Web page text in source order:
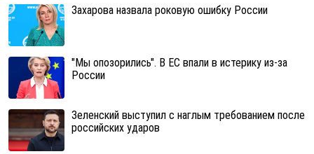
Захарова назвала роковую ошибку России
"Мы опозорились". В ЕС впали в истерику из-за
России
Зеленский выступил с наглым требованием после
российских ударов